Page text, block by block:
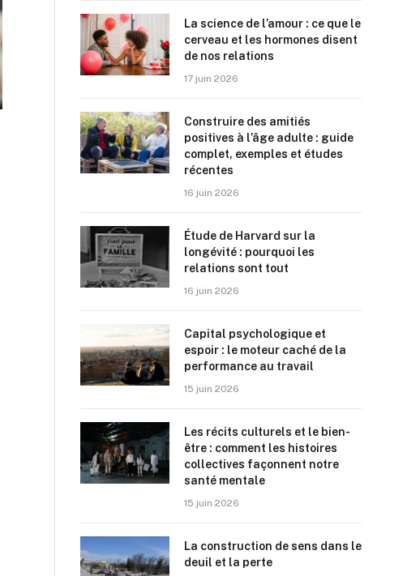
La science de l’amour : ce que le
cerveau et les hormones disent
de nos relations
17 juin 2026
Construire des amitiés
positives à l’âge adulte : guide
complet, exemples et études
récentes
16 juin 2026
Étude de Harvard sur la
longévité : pourquoi les
relations sont tout
16 juin 2026
Capital psychologique et
espoir : le moteur caché de la
performance au travail
15 juin 2026
Les récits culturels et le bien-
être : comment les histoires
collectives façonnent notre
santé mentale
15 juin 2026
La construction de sens dans le
deuil et la perte